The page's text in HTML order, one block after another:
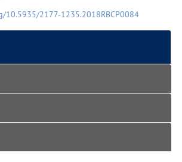
10.5935/2177-1235.2018RBCP0084